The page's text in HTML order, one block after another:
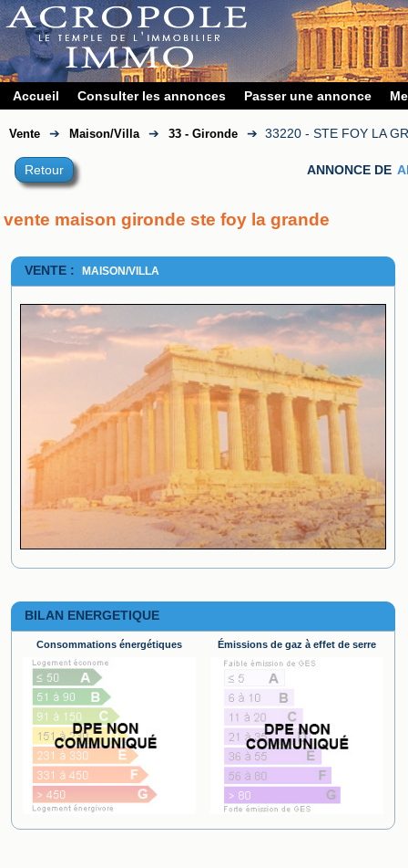
Accueil Consulter les annonces Passer une annonce
Vente ➔ Maison/Villa ➔ 33 - Gironde ➔ 33220 - STE FOY LA
Retour ANNONCE DE
vente maison gironde ste foy la grande
VENTE : MAISON/VILLA
BILAN ENERGETIQUE
Consommations énergétiques Émissions de gaz à effet de serre